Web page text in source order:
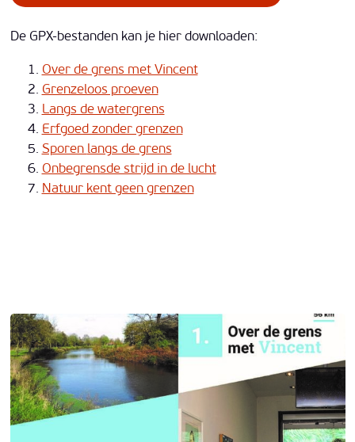
De GPX-bestanden kan je hier downloaden:
Over de grens met Vincent
Grenzeloos proeven
Langs de watergrens
Erfgoed zonder grenzen
Sporen langs de grens
Onbegrensde strijd in de lucht
Natuur kent geen grenzen